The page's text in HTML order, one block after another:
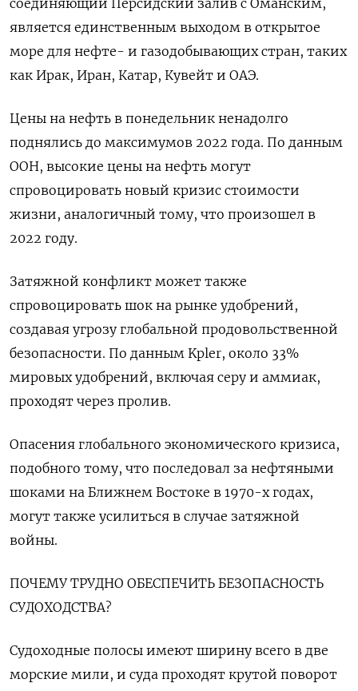
‌соединяющий Персидский залив с Оманским,
является единственным выходом в открытое
море для нефте- и газодобывающих стран, ‌таких
как Ирак, Иран, Катар, Кувейт и ОАЭ.
Цены на нефть в понедельник ненадолго
поднялись до максимумов 2022 года. По данным
ООН, высокие цены на нефть могут
спровоцировать новый кризис стоимости
жизни, аналогичный тому, что произошел в
2022 году.
Затяжной ​конфликт может также
спровоцировать шок на рынке удобрений,
создавая угрозу глобальной продовольственной
безопасности. По данным Kpler, около 33%
мировых удобрений, включая серу и аммиак,
проходят через пролив.
Опасения глобального экономического кризиса,
подобного тому, что последовал за ‌нефтяными
шоками на Ближнем Востоке в 1970-х годах,
могут также усилиться в случае затяжной
войны.
ПОЧЕМУ ТРУДНО ОБЕСПЕЧИТЬ БЕЗОПАСНОСТЬ
СУДОХОДСТВА?
Судоходные полосы имеют ширину всего в две
морские мили, и суда проходят крутой поворот